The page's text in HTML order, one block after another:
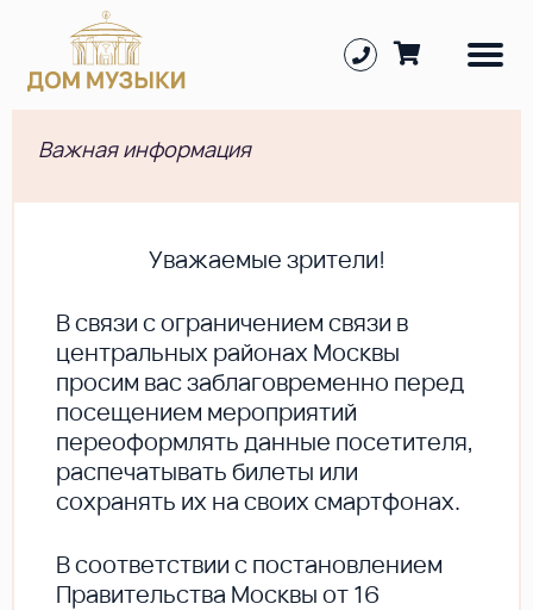
Важная информация
Уважаемые зрители!
В cвязи с ограничением связи в
центральных районах Москвы
просим вас заблаговременно перед
посещением мероприятий
переоформлять данные посетителя,
распечатывать билеты или
сохранять их на своих смартфонах.
В соответствии с постановлением
Правительства Москвы от 16